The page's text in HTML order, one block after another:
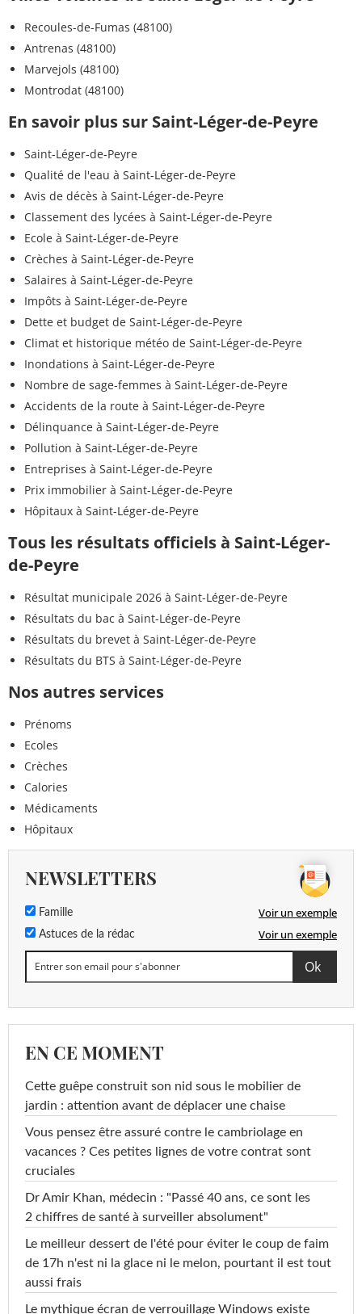
Recoules-de-Fumas (48100)
Antrenas (48100)
Marvejols (48100)
Montrodat (48100)
En savoir plus sur Saint-Léger-de-Peyre
Saint-Léger-de-Peyre
Qualité de l'eau à Saint-Léger-de-Peyre
Avis de décès à Saint-Léger-de-Peyre
Classement des lycées à Saint-Léger-de-Peyre
Ecole à Saint-Léger-de-Peyre
Crèches à Saint-Léger-de-Peyre
Salaires à Saint-Léger-de-Peyre
Impôts à Saint-Léger-de-Peyre
Dette et budget de Saint-Léger-de-Peyre
Climat et historique météo de Saint-Léger-de-Peyre
Inondations à Saint-Léger-de-Peyre
Nombre de sage-femmes à Saint-Léger-de-Peyre
Accidents de la route à Saint-Léger-de-Peyre
Délinquance à Saint-Léger-de-Peyre
Pollution à Saint-Léger-de-Peyre
Entreprises à Saint-Léger-de-Peyre
Prix immobilier à Saint-Léger-de-Peyre
Hôpitaux à Saint-Léger-de-Peyre
Tous les résultats officiels à Saint-Léger-
de-Peyre
Résultat municipale 2026 à Saint-Léger-de-Peyre
Résultats du bac à Saint-Léger-de-Peyre
Résultats du brevet à Saint-Léger-de-Peyre
Résultats du BTS à Saint-Léger-de-Peyre
Nos autres services
Prénoms
Ecoles
Crèches
Calories
Médicaments
Hôpitaux
NEWSLETTERS
Famille Voir un exemple
Astuces de la rédac Voir un exemple
EN CE MOMENT
Cette guêpe construit son nid sous le mobilier de
jardin : attention avant de déplacer une chaise
Vous pensez être assuré contre le cambriolage en
vacances ? Ces petites lignes de votre contrat sont
cruciales
Dr Amir Khan, médecin : "Passé 40 ans, ce sont les
2 chiffres de santé à surveiller absolument"
Le meilleur dessert de l'été pour éviter le coup de faim
de 17h n'est ni la glace ni le melon, pourtant il est tout
aussi frais
Le mythique écran de verrouillage Windows existe